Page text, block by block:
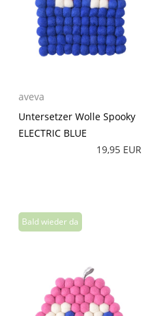
aveva
Untersetzer Wolle Spooky
ELECTRIC BLUE
19,95 EUR